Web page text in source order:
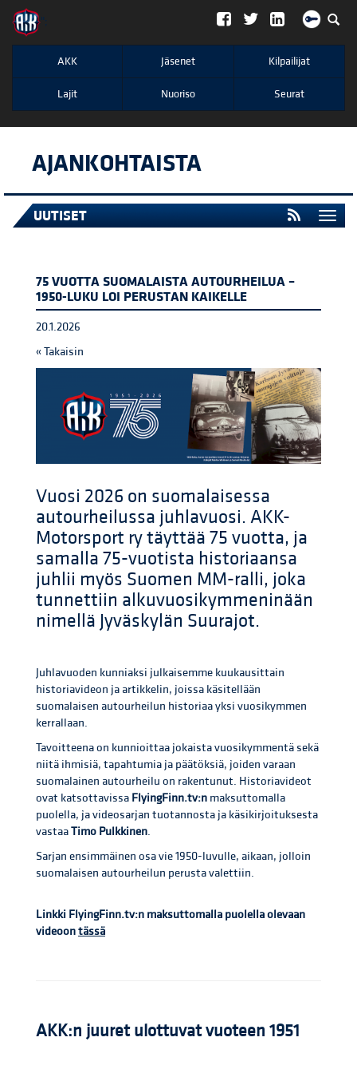
";
AKK Jäsenet Kilpailijat
Lajit Nuoriso Seurat
AJANKOHTAISTA
UUTISET
75 VUOTTA SUOMALAISTA AUTOURHEILUA –
1950-LUKU LOI PERUSTAN KAIKELLE
20.1.2026
« Takaisin
Vuosi 2026 on suomalaisessa
autourheilussa juhlavuosi. AKK-
Motorsport ry täyttää 75 vuotta, ja
samalla 75-vuotista historiaansa
juhlii myös Suomen MM-ralli, joka
tunnettiin alkuvuosikymmeninään
nimellä Jyväskylän Suurajot.
Juhlavuoden kunniaksi julkaisemme kuukausittain
historiavideon ja artikkelin, joissa käsitellään
suomalaisen autourheilun historiaa yksi vuosikymmen
kerrallaan.
Tavoitteena on kunnioittaa jokaista vuosikymmentä sekä
niitä ihmisiä, tapahtumia ja päätöksiä, joiden varaan
suomalainen autourheilu on rakentunut. Historiavideot
ovat katsottavissa FlyingFinn.tv:n maksuttomalla
puolella, ja videosarjan tuotannosta ja käsikirjoituksesta
vastaaTimo Pulkkinen.
Sarjan ensimmäinen osa vie 1950-luvulle, aikaan, jolloin
suomalaisen autourheilun perusta valettiin.
Linkki FlyingFinn.tv:n maksuttomalla puolella olevaan
videoontässä
AKK:n juuret ulottuvat vuoteen 1951